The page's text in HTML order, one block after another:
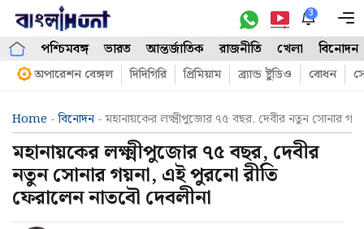
Skip
content
3
পশ্চিমবঙ্গ ভারত আন্তর্জাতিক রাজনীতি খেলা বিনোদন
অপারেশন বেঙ্গল দিদিগিরি প্রিমিয়াম ব্র্যান্ড ষ্টুডিও বোধন
Home -বিনোদন-মহানায়কের লক্ষ্মীপুজোর ৭৫ বছর, দেবীর নতুন সোনার
মহানায়কের লক্ষ্মীপুজোর ৭৫ বছর, দেবীর
নতুন সোনার গয়না, এই পুরনো রীতি
ফেরালেন নাতবৌ দেবলীনা